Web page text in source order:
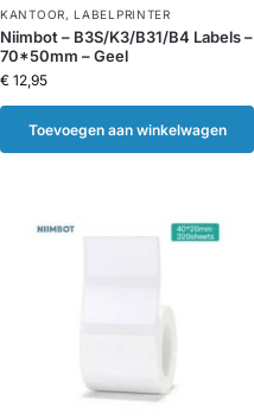
KANTOOR, LABELPRINTER
Niimbot – B3S/K3/B31/B4 Labels –
70*50mm – Geel
€ 12,95
Toevoegen aan winkelwagen